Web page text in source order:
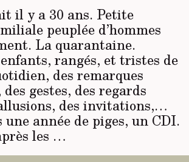
il y a 30 ans. Petite
peuplée d’hommes
La quarantaine.
rangés, et tristes de
des remarques
gestes, des regards
des invitations,…
année de piges, un CDI.
les …